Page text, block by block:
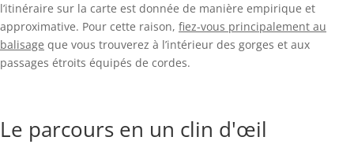
l’itinéraire sur la carte est donnée de manière empirique et
approximative. Pour cette raison, fiez-vous principalement au
balisage que vous trouverez à l’intérieur des gorges et aux
passages étroits équipés de cordes.
Le parcours en un clin d'œil